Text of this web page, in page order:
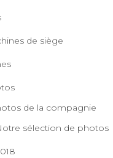
de siège
de la compagnie
sélection de photos